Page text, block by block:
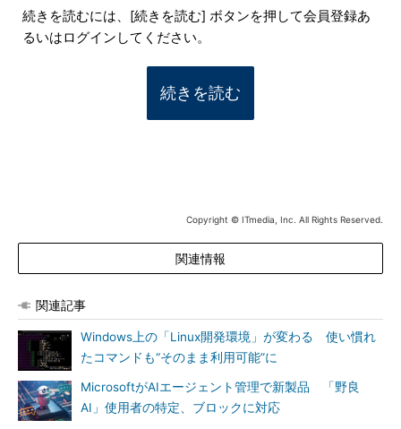
続きを読むには、[続きを読む] ボタンを押して会員登録あ
るいはログインしてください。
続きを読む
Copyright © ITmedia, Inc. All Rights Reserved.
関連情報
関連記事
Windows上の「Linux開発環境」が変わる 使い慣れ
たコマンドも“そのまま利用可能”に
MicrosoftがAIエージェント管理で新製品 「野良
AI」使用者の特定、ブロックに対応